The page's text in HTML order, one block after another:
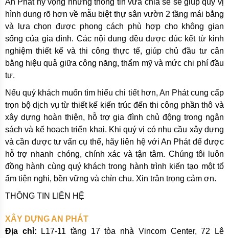
hình dung rõ hơn về mẫu biệt thự sân vườn 2 tầng mái bằng
và lựa chọn được phong cách phù hợp cho không gian
sống của gia đình. Các nội dung đều được đúc kết từ kinh
nghiệm thiết kế và thi công thực tế, giúp chủ đầu tư cân
bằng hiệu quả giữa công năng, thẩm mỹ và mức chi phí đầu
tư.
Nếu quý khách muốn tìm hiểu chi tiết hơn, An Phát cung cấp
trọn bộ dịch vụ từ thiết kế kiến trúc đến thi công phần thô và
xây dựng hoàn thiện, hỗ trợ gia đình chủ động trong ngân
sách và kế hoạch triển khai. Khi quý vị có nhu cầu xây dựng
và cần được tư vấn cụ thể, hãy liên hệ với An Phát để được
hỗ trợ nhanh chóng, chính xác và tận tâm. Chúng tôi luôn
đồng hành cùng quý khách trong hành trình kiến tạo một tổ
ấm tiện nghi, bền vững và chỉn chu. Xin trân trọng cảm ơn.
THÔNG TIN LIÊN HỆ
XÂY DỰNG AN PHÁT
Địa chỉ: L17-11 tầng 17 tòa nhà Vincom Center, 72 Lê